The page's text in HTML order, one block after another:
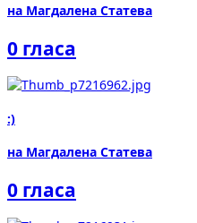
на Магдалена Статева
0 гласа
:)
на Магдалена Статева
0 гласа